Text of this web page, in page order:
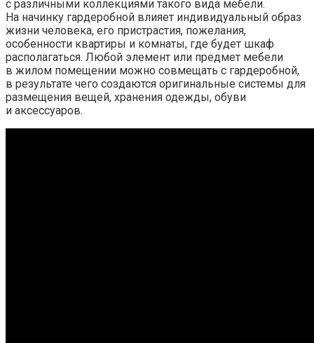
с различными коллекциями такого вида мебели.
На начинку гардеробной влияет индивидуальный образ
жизни человека, его пристрастия, пожелания,
особенности квартиры и комнаты, где будет шкаф
располагаться. Любой элемент или предмет мебели
в жилом помещении можно совмещать с гардеробной,
в результате чего создаются оригинальные системы для
размещения вещей, хранения одежды, обуви
и аксессуаров.